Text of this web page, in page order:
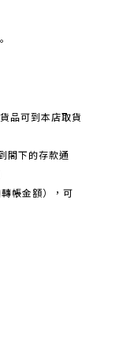
品可到本店取貨
閣下的存款通
帳金額），可